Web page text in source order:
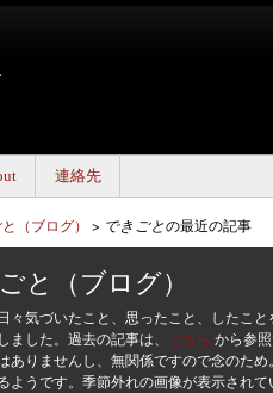
連絡先
（ブログ） > できごとの最近の記事
と（ブログ）
々気づいたこと、思ったこと、したこ
ました。過去の記事は、 こちら から参
ありませんし、無関係ですので念のた
ようです。季節外れの画像が表示され